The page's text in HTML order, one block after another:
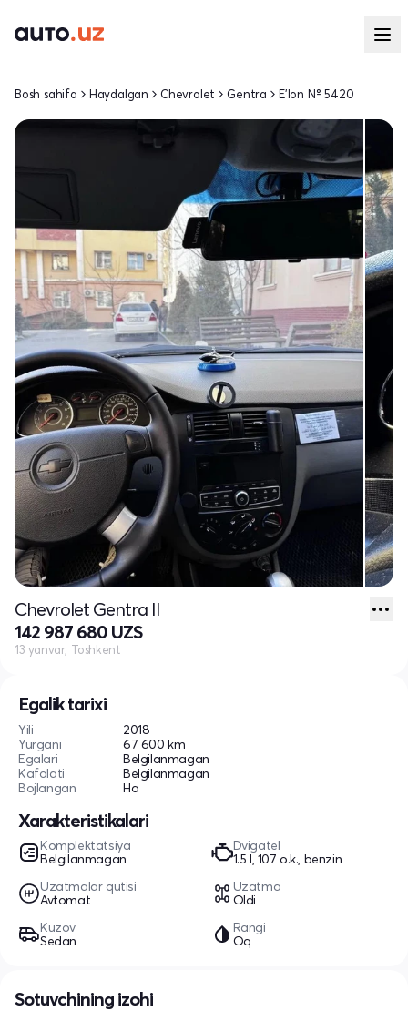
Egalik tarixi
Yili
2018
Yurgani
67 600 km
Egalari
Belgilanmagan
Kafolati
Belgilanmagan
Bojlangan
Ha
Xarakteristikalari
Komplektatsiya
Belgilanmagan
Dvigatel
1.5 l, 107 o.k., benzin
Uzatmalar qutisi
Avtomat
Uzatma
Oldi
Kuzov
Sedan
Rangi
Oq
Bosh sahifa Haydalgan Chevrolet Gentra E'lon № 5420
Chevrolet Gentra II
142 987 680 UZS
13 yanvar, Toshkent
Sotuvchining izohi